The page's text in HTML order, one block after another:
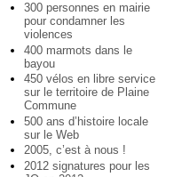
300 personnes en mairie
pour condamner les
violences
400 marmots dans le
bayou
450 vélos en libre service
sur le territoire de Plaine
Commune
500 ans d’histoire locale
sur le Web
2005, c’est à nous !
2012 signatures pour les